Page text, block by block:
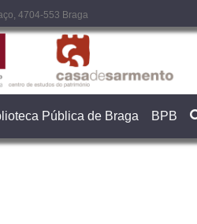
4704-553 Braga
Pública de Braga BPB